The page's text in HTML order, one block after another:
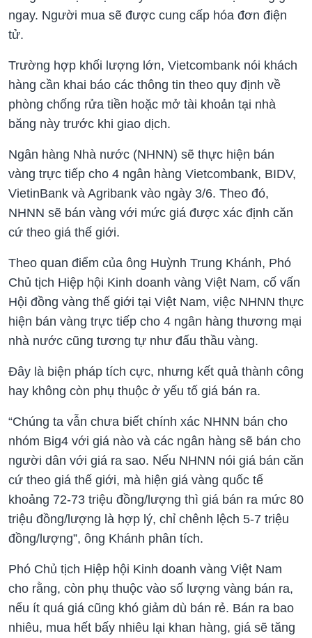
ngay. Người mua sẽ được cung cấp hóa đơn điện
tử.
Trường hợp khối lượng lớn, Vietcombank nói khách
hàng cần khai báo các thông tin theo quy định về
phòng chống rửa tiền hoặc mở tài khoản tại nhà
băng này trước khi giao dịch.
Ngân hàng Nhà nước (NHNN) sẽ thực hiện bán
vàng trực tiếp cho 4 ngân hàng Vietcombank, BIDV,
VietinBank và Agribank vào ngày 3/6. Theo đó,
NHNN sẽ bán vàng với mức giá được xác định căn
cứ theo giá thế giới.
Theo quan điểm của ông Huỳnh Trung Khánh, Phó
Chủ tịch Hiệp hội Kinh doanh vàng Việt Nam, cố vấn
Hội đồng vàng thế giới tại Việt Nam, việc NHNN thực
hiện bán vàng trực tiếp cho 4 ngân hàng thương mại
nhà nước cũng tương tự như đấu thầu vàng.
Đây là biện pháp tích cực, nhưng kết quả thành công
hay không còn phụ thuộc ở yếu tố giá bán ra.
“Chúng ta vẫn chưa biết chính xác NHNN bán cho
nhóm Big4 với giá nào và các ngân hàng sẽ bán cho
người dân với giá ra sao. Nếu NHNN nói giá bán căn
cứ theo giá thế giới, mà hiện giá vàng quốc tế
khoảng 72-73 triệu đồng/lượng thì giá bán ra mức 80
triệu đồng/lượng là hợp lý, chỉ chênh lệch 5-7 triệu
đồng/lượng”, ông Khánh phân tích.
Phó Chủ tịch Hiệp hội Kinh doanh vàng Việt Nam
cho rằng, còn phụ thuộc vào số lượng vàng bán ra,
nếu ít quá giá cũng khó giảm dù bán rẻ. Bán ra bao
nhiêu, mua hết bấy nhiêu lại khan hàng, giá sẽ tăng